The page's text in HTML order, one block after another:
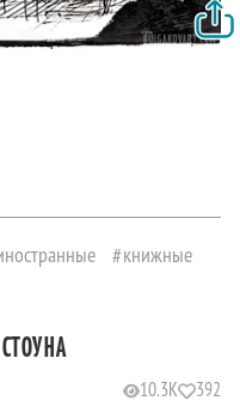
книжные
10.3K 392